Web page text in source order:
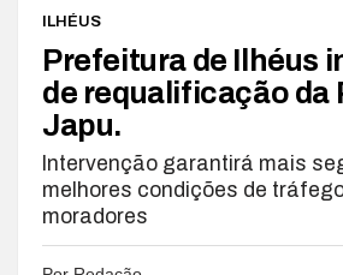
ILHÉUS
Prefeitura de Ilhéus
de requalificação da
Japu.
Intervenção garantirá mais
melhores condições de
moradores